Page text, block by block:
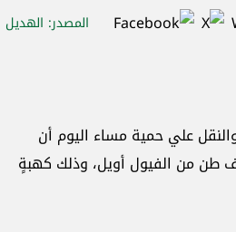
المصدر: الهديل
علي حمية مساء اليوم أن
ستزود لبنان بـ10 آلاف طن من الفيول أويل، وذلك كهبةٍ